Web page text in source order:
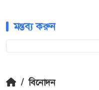
মন্তব্য করুন
/ বিনোদন